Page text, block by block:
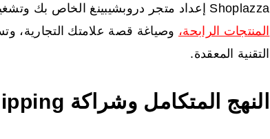
Shoplazza إعداد متجر دروبشيبينغ الخاص بك وتشغيله بسرعة. ركز على ما يهم حقًا: اختيار
المنتجات الرابحة، وصياغة قصة علامتك التجارية،
التقنية المعقدة.
النهج المتكامل وشراكة CJdropshipping: